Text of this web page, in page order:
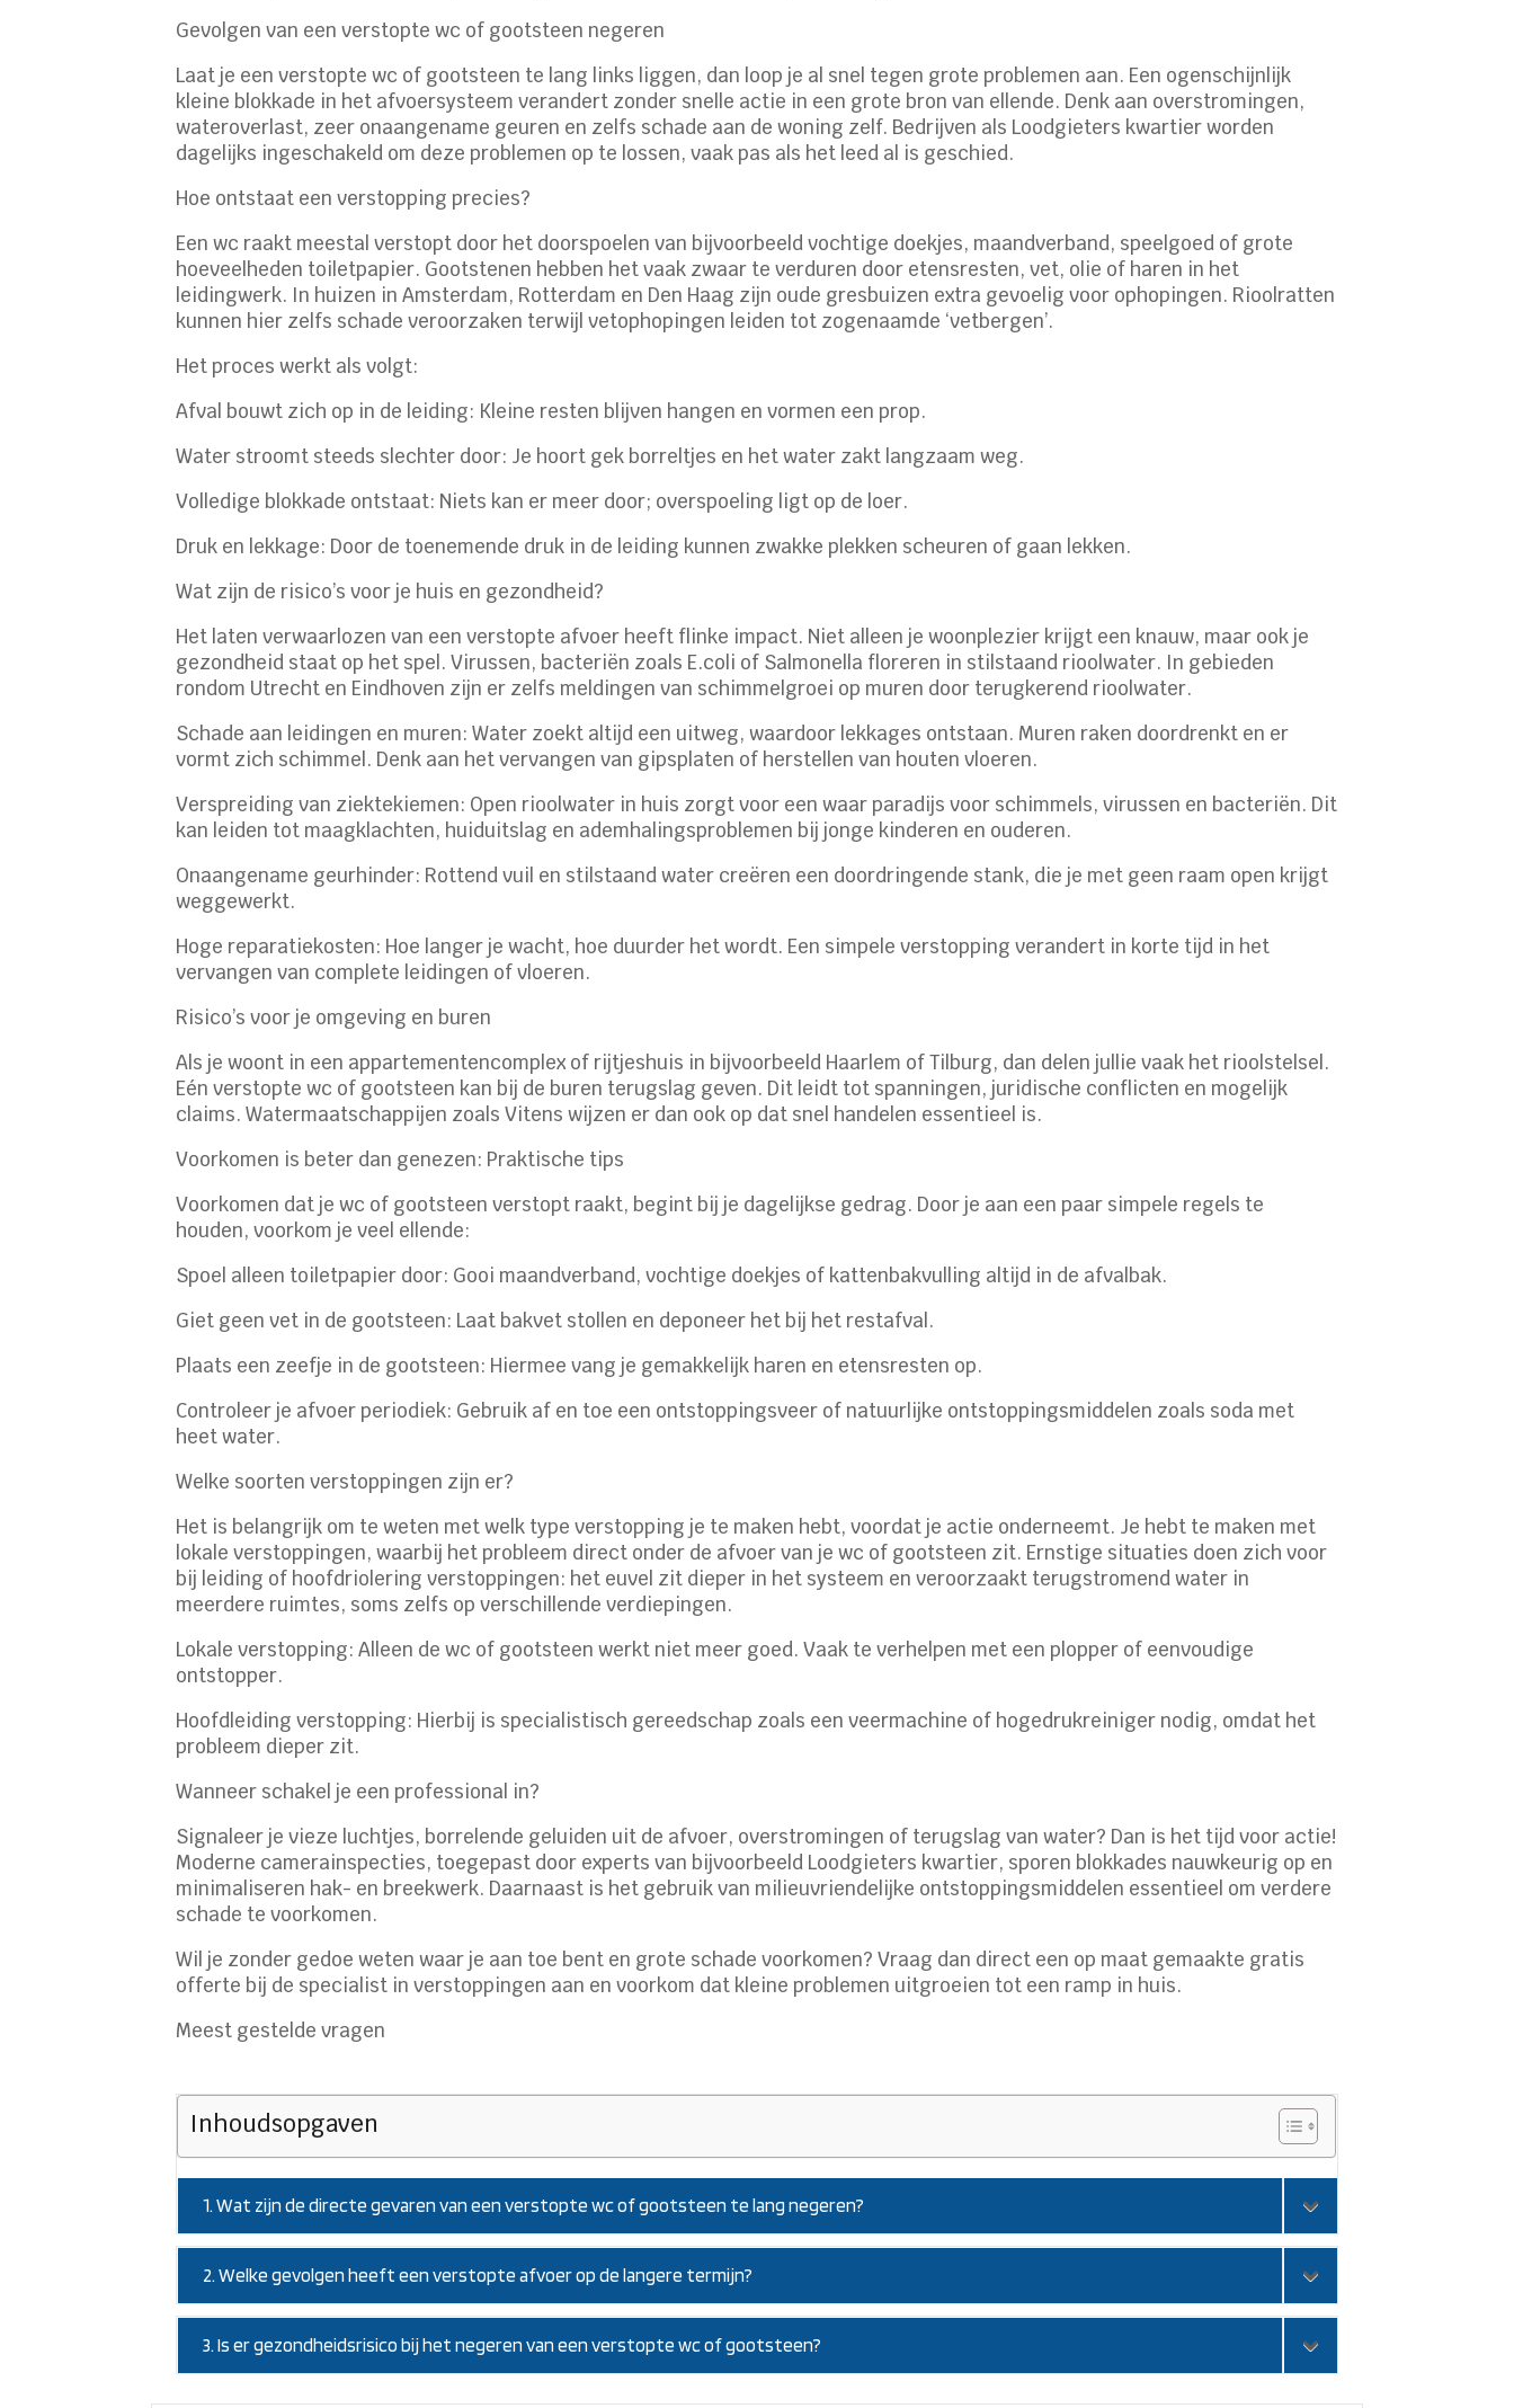
Gevolgen van een verstopte wc of gootsteen negeren
Laat je een verstopte wc of gootsteen te lang links liggen, dan loop je al snel tegen grote problemen aan. Een ogenschijnlijk
kleine blokkade in het afvoersysteem verandert zonder snelle actie in een grote bron van ellende. Denk aan overstromingen,
wateroverlast, zeer onaangename geuren en zelfs schade aan de woning zelf. Bedrijven als Loodgieters kwartier worden
dagelijks ingeschakeld om deze problemen op te lossen, vaak pas als het leed al is geschied.
Hoe ontstaat een verstopping precies?
Een wc raakt meestal verstopt door het doorspoelen van bijvoorbeeld vochtige doekjes, maandverband, speelgoed of grote
hoeveelheden toiletpapier. Gootstenen hebben het vaak zwaar te verduren door etensresten, vet, olie of haren in het
leidingwerk. In huizen in Amsterdam, Rotterdam en Den Haag zijn oude gresbuizen extra gevoelig voor ophopingen. Rioolratten
kunnen hier zelfs schade veroorzaken terwijl vetophopingen leiden tot zogenaamde ‘vetbergen’.
Het proces werkt als volgt:
Afval bouwt zich op in de leiding: Kleine resten blijven hangen en vormen een prop.
Water stroomt steeds slechter door: Je hoort gek borreltjes en het water zakt langzaam weg.
Volledige blokkade ontstaat: Niets kan er meer door; overspoeling ligt op de loer.
Druk en lekkage: Door de toenemende druk in de leiding kunnen zwakke plekken scheuren of gaan lekken.
Wat zijn de risico’s voor je huis en gezondheid?
Het laten verwaarlozen van een verstopte afvoer heeft flinke impact. Niet alleen je woonplezier krijgt een knauw, maar ook je
gezondheid staat op het spel. Virussen, bacteriën zoals E.coli of Salmonella floreren in stilstaand rioolwater. In gebieden
rondom Utrecht en Eindhoven zijn er zelfs meldingen van schimmelgroei op muren door terugkerend rioolwater.
Schade aan leidingen en muren: Water zoekt altijd een uitweg, waardoor lekkages ontstaan. Muren raken doordrenkt en er
vormt zich schimmel. Denk aan het vervangen van gipsplaten of herstellen van houten vloeren.
Verspreiding van ziektekiemen: Open rioolwater in huis zorgt voor een waar paradijs voor schimmels, virussen en bacteriën. Dit
kan leiden tot maagklachten, huiduitslag en ademhalingsproblemen bij jonge kinderen en ouderen.
Onaangename geurhinder: Rottend vuil en stilstaand water creëren een doordringende stank, die je met geen raam open krijgt
weggewerkt.
Hoge reparatiekosten: Hoe langer je wacht, hoe duurder het wordt. Een simpele verstopping verandert in korte tijd in het
vervangen van complete leidingen of vloeren.
Risico’s voor je omgeving en buren
Als je woont in een appartementencomplex of rijtjeshuis in bijvoorbeeld Haarlem of Tilburg, dan delen jullie vaak het rioolstelsel.
Eén verstopte wc of gootsteen kan bij de buren terugslag geven. Dit leidt tot spanningen, juridische conflicten en mogelijk
claims. Watermaatschappijen zoals Vitens wijzen er dan ook op dat snel handelen essentieel is.
Voorkomen is beter dan genezen: Praktische tips
Voorkomen dat je wc of gootsteen verstopt raakt, begint bij je dagelijkse gedrag. Door je aan een paar simpele regels te
houden, voorkom je veel ellende:
Spoel alleen toiletpapier door: Gooi maandverband, vochtige doekjes of kattenbakvulling altijd in de afvalbak.
Giet geen vet in de gootsteen: Laat bakvet stollen en deponeer het bij het restafval.
Plaats een zeefje in de gootsteen: Hiermee vang je gemakkelijk haren en etensresten op.
Controleer je afvoer periodiek: Gebruik af en toe een ontstoppingsveer of natuurlijke ontstoppingsmiddelen zoals soda met
heet water.
Welke soorten verstoppingen zijn er?
Het is belangrijk om te weten met welk type verstopping je te maken hebt, voordat je actie onderneemt. Je hebt te maken met
lokale verstoppingen, waarbij het probleem direct onder de afvoer van je wc of gootsteen zit. Ernstige situaties doen zich voor
bij leiding of hoofdriolering verstoppingen: het euvel zit dieper in het systeem en veroorzaakt terugstromend water in
meerdere ruimtes, soms zelfs op verschillende verdiepingen.
Lokale verstopping: Alleen de wc of gootsteen werkt niet meer goed. Vaak te verhelpen met een plopper of eenvoudige
ontstopper.
Hoofdleiding verstopping: Hierbij is specialistisch gereedschap zoals een veermachine of hogedrukreiniger nodig, omdat het
probleem dieper zit.
Wanneer schakel je een professional in?
Signaleer je vieze luchtjes, borrelende geluiden uit de afvoer, overstromingen of terugslag van water? Dan is het tijd voor actie!
Moderne camerainspecties, toegepast door experts van bijvoorbeeld Loodgieters kwartier, sporen blokkades nauwkeurig op en
minimaliseren hak- en breekwerk. Daarnaast is het gebruik van milieuvriendelijke ontstoppingsmiddelen essentieel om verdere
schade te voorkomen.
Wil je zonder gedoe weten waar je aan toe bent en grote schade voorkomen? Vraag dan direct een op maat gemaakte gratis
offerte bij de specialist in verstoppingen aan en voorkom dat kleine problemen uitgroeien tot een ramp in huis.
Meest gestelde vragen
Inhoudsopgaven
1. Wat zijn de directe gevaren van een verstopte wc of gootsteen te lang negeren?
2. Welke gevolgen heeft een verstopte afvoer op de langere termijn?
3. Is er gezondheidsrisico bij het negeren van een verstopte wc of gootsteen?